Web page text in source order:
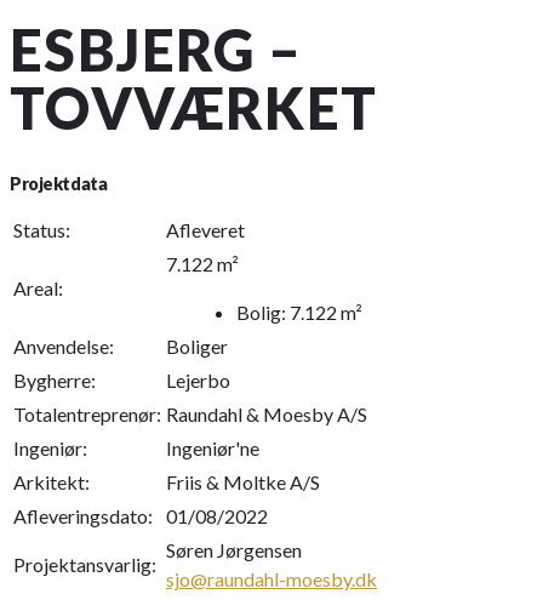
ESBJERG –
TOVVÆRKET
Projektdata
Status: Afleveret
Areal:
7.122 m²
Bolig: 7.122 m²
Anvendelse:
Boliger
Bygherre:
Lejerbo
Totalentreprenør: Raundahl & Moesby A/S
Ingeniør:
Ingeniør'ne
Arkitekt:
Friis & Moltke A/S
Afleveringsdato:
01/08/2022
Projektansvarlig:
Søren Jørgensen
sjo@raundahl-moesby.dk